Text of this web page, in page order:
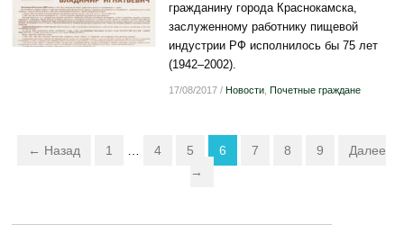
гражданину города Краснокамска,
заслуженному работнику пищевой
индустрии РФ исполнилось бы 75 лет
(1942–2002).
17/08/2017/ Новости, Почетные граждане
← Назад 1 4 5 6 7 8 9
Далее
→